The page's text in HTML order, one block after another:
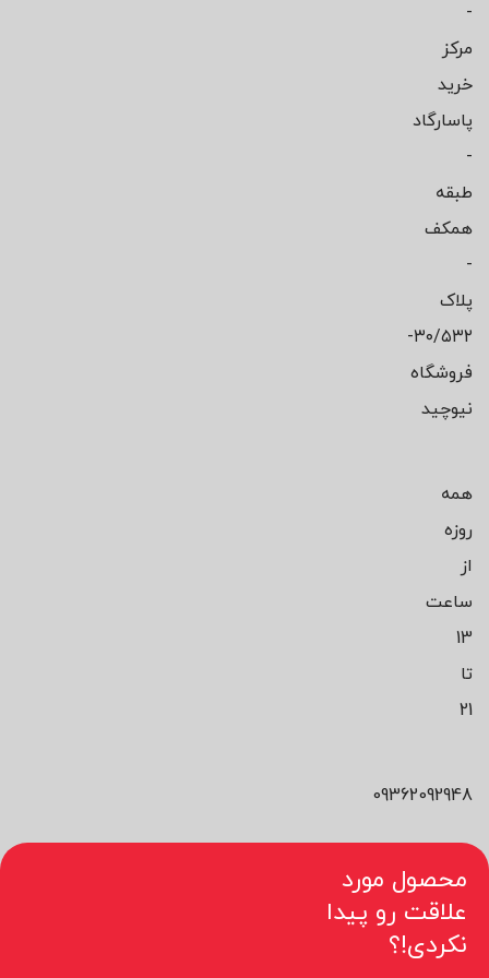
-
مرکز
خرید
پاسارگاد
-
طبقه
همکف
-
پلاک
۳۰/۵۳۲-
فروشگاه
نیوچید
همه
روزه
از
ساعت
13
تا
21
09362092948
محصول مورد
علاقت رو پیدا
نکردی!؟